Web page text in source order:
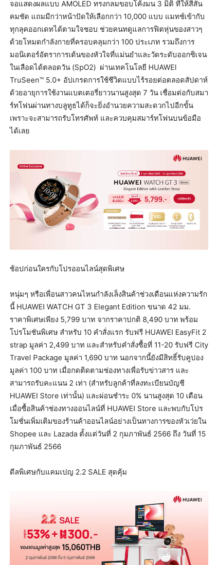
จอแสดงผลแบบ AMOLED ทรงกลมขอบโค้งมน 3 มิติ ที่ให้สีสัน
คมชัด แถมมีกว่าหน้าปัดให้เลือกกว่า 10,000 แบบ แมทช์เข้ากับ
ทุกลุคออกเดทได้ตามใจชอบ ช่วยคนทดูแลการฟิตหุ่นของสาวๆ
ด้วยโหมดกำลังกายที่ครอบคลุมกว่า 100 ประเภท รวมถึงการ
มอนิเตอร์อัตราการเต้นของหัวใจที่แม่นยำและวัดระดับออกซิเจน
ในเลือดได้ตลอดวัน (SpO2) ผ่านเทคโนโลยี HUAWEI
TruSeen™ 5.0+ อัปเกรดการใช้ชีวิตแบบไร้รอยต่อตลอดสัปดาห์
ด้วยอายุการใช้งานแบตเตอรี่ยาวนานสูงสุด 7 วัน เชื่อมต่อกับสมา
ร์ทโฟนผ่านทางบลูทูธได้ก็จะยิ่งอำนวยความสะดวกไปอีกขั้น
เพราะจะสามารถรับโทรศัพท์ และควบคุมสมาร์ทโฟนบนข้อมือ
ได้เลย
ช้อปก่อนใครกับโปรออนไลน์สุดพิเศษ
หนุ่มๆ หรือเพื่อนสาวคนไหนกำลังเล็งสินค้าช่วงเดือนแห่งความรัก
นี้ HUAWEI WATCH GT 3 Elegant Edition ขนาด 42 มม.
ราคาพิเศษเพียง 5,799 บาท จากราคาปกติ 8,490 บาท พร้อม
โปรโมชันพิเศษ สำหรับ 10 คำสั่งแรก รับฟรี HUAWEI EasyFit 2
strap มูลค่า 2,499 บาท และสำหรับคำสั่งซื้อที่ 11-20 รับฟรี City
Travel Package มูลค่า 1,690 บาท นอกจากนี้ยังมีสิทธิ์รับคูปอง
มูลค่า 100 บาท เมื่อกดติดตามช่องทางเพื่อรับข่าวสาร และ
สามารถรับคะแนน 2 เท่า (สำหรับลูกค้าที่ลงทะเบียนบัญชี
HUAWEI Store เท่านั้น) และผ่อนชำระ 0% นานสูงสุด 10 เดือน
เมื่อซื้อสินค้าช่องทางออนไลน์ที่ HUAWEI Store และพบกับโปร
โมชั่นเพิ่มเติมของร้านค้าออนไลน์อย่างเป็นทางการของหัวเว่ยใน
Shopee และ Lazada ตั้งแต่วันที่ 2 กุมภาพันธ์ 2566 ถึง วันที่ 15
กุมภาพันธ์ 2566
ดีลพิเศษกับแคมเปญ 2.2 SALE สุดคุ้ม